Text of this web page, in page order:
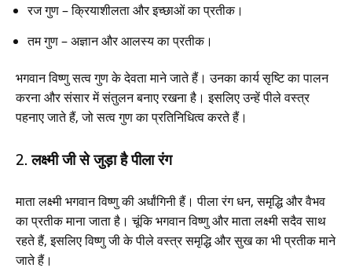
रज गुण – क्रियाशीलता और इच्छाओं का प्रतीक।
तम गुण – अज्ञान और आलस्य का प्रतीक।
भगवान विष्णु सत्व गुण के देवता माने जाते हैं। उनका कार्य सृष्टि का पालन
करना और संसार में संतुलन बनाए रखना है। इसलिए उन्हें पीले वस्त्र
पहनाए जाते हैं, जो सत्व गुण का प्रतिनिधित्व करते हैं।
2. लक्ष्मी जी से जुड़ा है पीला रंग
माता लक्ष्मी भगवान विष्णु की अर्धांगिनी हैं। पीला रंग धन, समृद्धि और वैभव
का प्रतीक माना जाता है। चूंकि भगवान विष्णु और माता लक्ष्मी सदैव साथ
रहते हैं, इसलिए विष्णु जी के पीले वस्त्र समृद्धि और सुख का भी प्रतीक माने
जाते हैं।